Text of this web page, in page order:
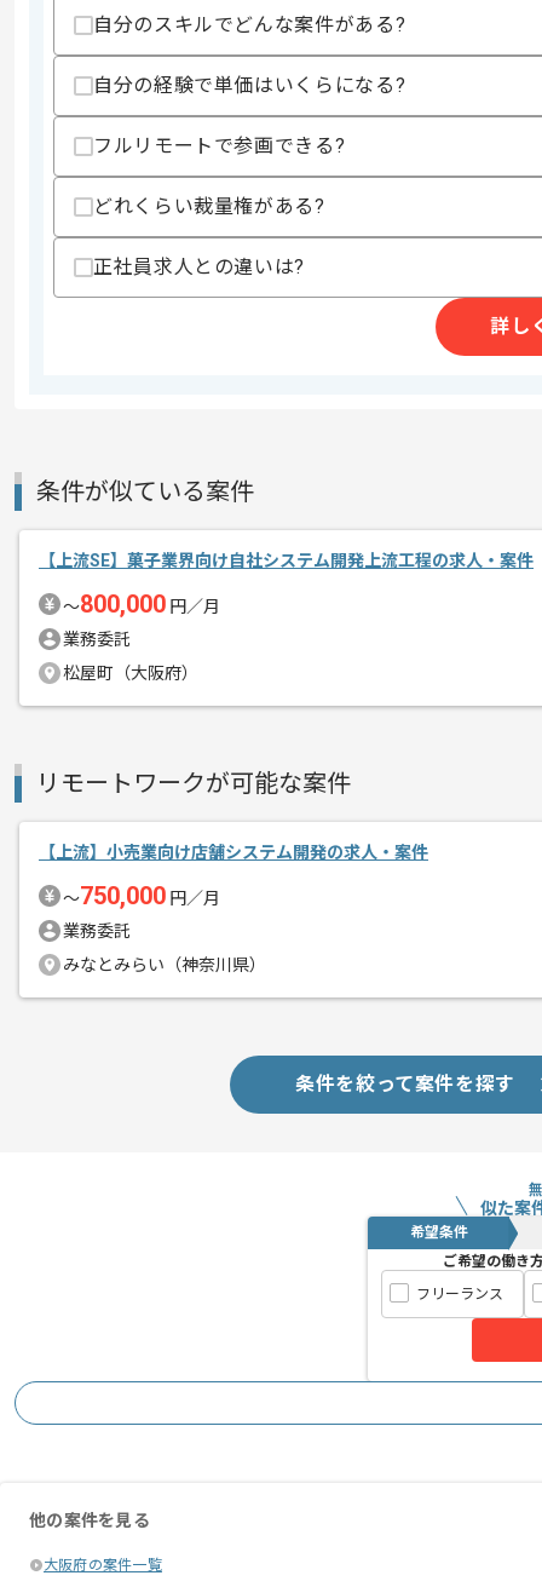
-Laravel
スキルに不安がある方へ
上記に似た経験やスキルをお持ちであれば申
精算・お支払い
支払いサイト
エージェントからのコ
メント
ぜひ一度、ご商談で雰囲気等掴んでい
自分のスキルでどんな案件がある?
自分の経験で単価はいくらになる?
フルリモートで参画できる?
どれくらい裁量権がある?
正社員求人との違いは?
詳し
条件が似ている案件
【上流SE】菓子業界向け自社システム開発上流工程の求人・案件
〜800,000 円／月
業務委託
松屋町（大阪府）
リモートワークが可能な案件
【上流】小売業向け店舗システム開発の求人・案件
〜750,000 円／月
業務委託
みなとみらい（神奈川県）
条件を絞って案件を探す
似た案
希望条件
ご希望の働き
フリーランス
他の案件を見る
大阪府の案件一覧